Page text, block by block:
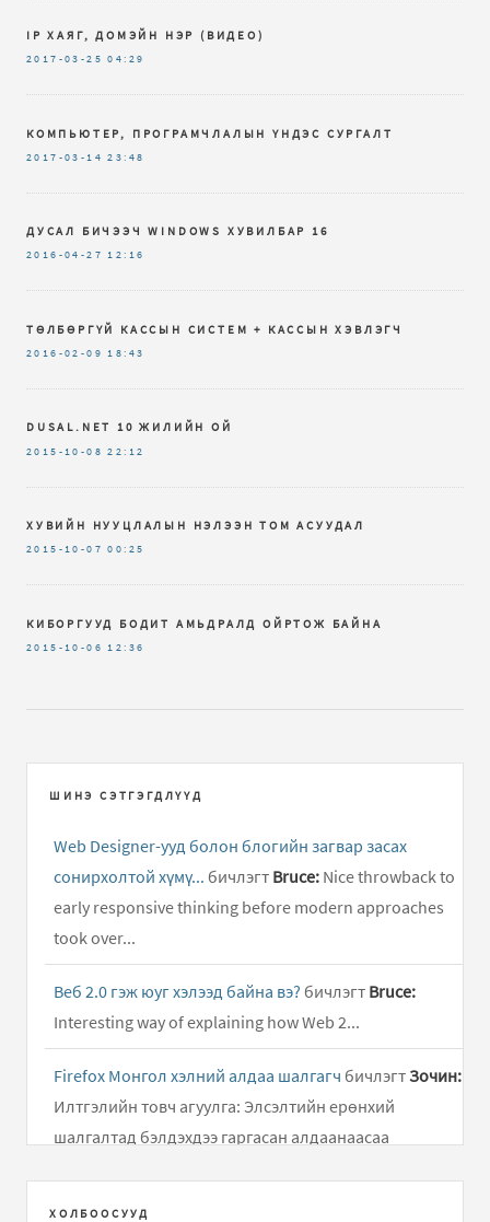
IP ХАЯГ, ДОМЭЙН НЭР (ВИДЕО)
2017-03-25 04:29
КОМПЬЮТЕР, ПРОГРАМЧЛАЛЫН ҮНДЭС СУРГАЛТ
2017-03-14 23:48
ДУСАЛ БИЧЭЭЧ WINDOWS ХУВИЛБАР 16
2016-04-27 12:16
ТӨЛБӨРГҮЙ КАССЫН СИСТЕМ + КАССЫН ХЭВЛЭГЧ
2016-02-09 18:43
DUSAL.NET 10 ЖИЛИЙН ОЙ
2015-10-08 22:12
ХУВИЙН НУУЦЛАЛЫН НЭЛЭЭН ТОМ АСУУДАЛ
2015-10-07 00:25
КИБОРГУУД БОДИТ АМЬДРАЛД ОЙРТОЖ БАЙНА
2015-10-06 12:36
ШИНЭ СЭТГЭГДЛҮҮД
Web Designer-ууд болон блогийн загвар засах
сонирхолтой хүмү... бичлэгт Bruce: Nice throwback to
early responsive thinking before modern approaches
took over...
Веб 2.0 гэж юуг хэлээд байна вэ? бичлэгт Bruce:
Interesting way of explaining how Web 2...
Firefox Монгол хэлний алдаа шалгагч бичлэгтЗочин:
Илтгэлийн товч агуулга: Элсэлтийн ерөнхий
шалгалтад бэлдэхдээ гаргасан алдаанаасаа
ХОЛБООСУУД